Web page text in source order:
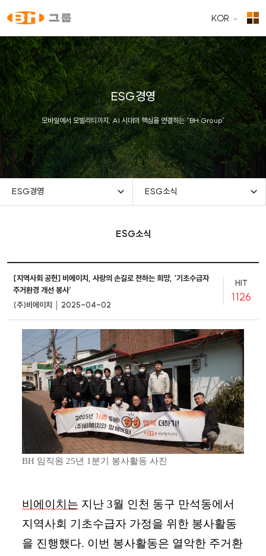
KOR
ESG경영
모바일에서 모빌리티까지, AI 시대의 핵심을 연결하는 “BH Group”
ESG경영 ESG소식
ESG소식
[지역사회 공헌] 비에이치, 사랑의 손길로 전하는 희망, ‘기초수급자
주거환경 개선 봉사’
(주)비에이치 │ 2025-04-02
HIT
1126
BH 임직원 25년 1 분기 봉사활동 사진
비에이치는 지난 3월 인천 동구 만석동에서
지역사회 기초수급자 가정을 위한 봉사활동
을 진행했다. 이번 봉사활동은 열악한 주거환